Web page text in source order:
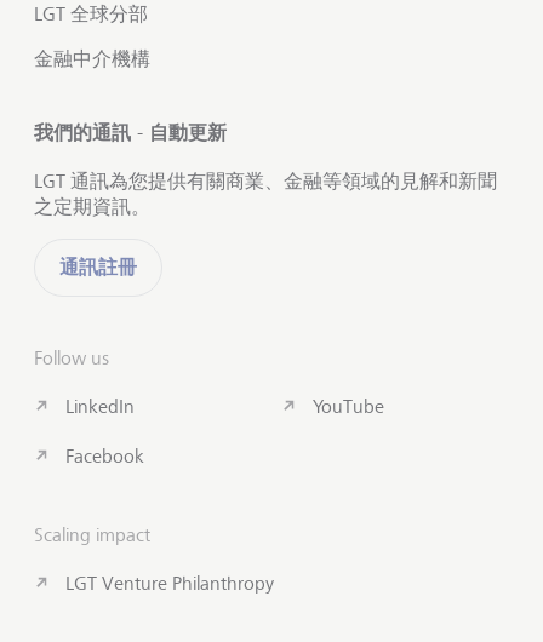
LGT 全球分部
金融中介機構
我們的通訊 - 自動更新
LGT 通訊為您提供有關商業、金融等領域的見解和新聞
之定期資訊。
通訊註冊
Follow us
LinkedIn
Facebook
YouTube
Scaling impact
LGT Venture Philanthropy